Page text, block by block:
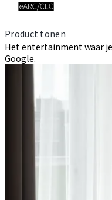
Product tonen
Het entertainment waar
Google.